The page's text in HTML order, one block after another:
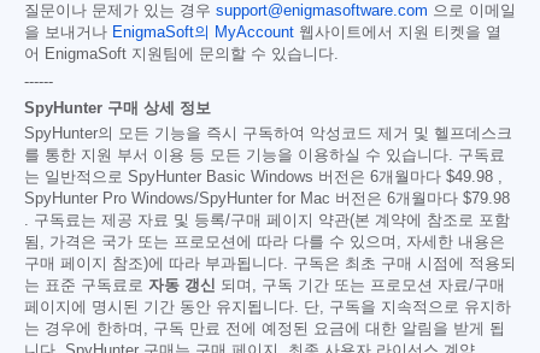
질문이나 문제가 있는 경우 support@enigmasoftware.com 으로 이메일
을 보내거나 EnigmaSoft의 MyAccount 웹사이트에서 지원 티켓을 열
어 EnigmaSoft 지원팀에 문의할 수 있습니다.
------
SpyHunter 구매 상세 정보
SpyHunter의 모든 기능을 즉시 구독하여 악성코드 제거 및 헬프데스크
를 통한 지원 부서 이용 등 모든 기능을 이용하실 수 있습니다. 구독료
는 일반적으로 SpyHunter Basic Windows 버전은 6개월마다 $49.98
SpyHunter Pro Windows/SpyHunter for Mac 버전은 6개월마다 $79.98
. 구독료는 제공 자료 및 등록/구매 페이지 약관(본 계약에 참조로 포함
됨, 가격은 국가 또는 프로모션에 따라 다를 수 있으며, 자세한 내용은
구매 페이지 참조)에 따라 부과됩니다. 구독은 최초 구매 시점에 적용되
는 표준 구독료로 자동 갱신
되며, 구독 기간 또는 프로모션 자료/구매
페이지에 명시된 기간 동안 유지됩니다. 단, 구독을 지속적으로 유지하
는 경우에 한하며, 구독 만료 전에 예정된 요금에 대한 알림을 받게 됩